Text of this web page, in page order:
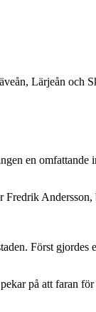
Lärjeån och
en omfattande
Fredrik
Först gjordes
på att faran för